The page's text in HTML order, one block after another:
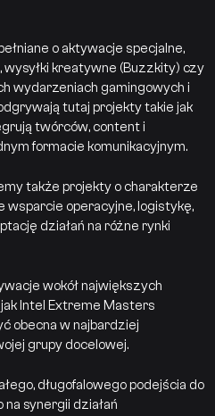
o aktywacje specjalne,
kreatywne (Buzzkity) czy
wydarzeniach gamingowych i
tutaj projekty takie jak
twórców, content i
formacie komunikacyjnym.
także projekty o charakterze
wsparcie operacyjne, logistykę,
działań na różne rynki
wokół największych
Intel Extreme Masters
obecna w najbardziej
grupy docelowej.
długofalowego podejścia do
synergii działań